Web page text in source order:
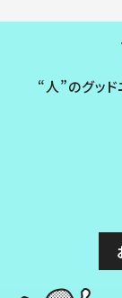
“人”のグッ